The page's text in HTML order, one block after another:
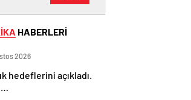
HABERLERİ
2026
hedeflerini açıkladı.